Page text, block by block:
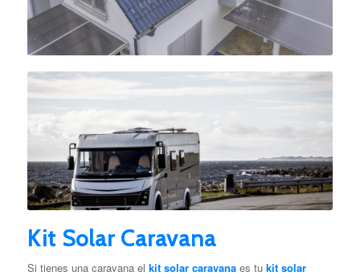
Kit Solar Caravana
Si tienes una caravana el kit solar caravanaes tu kit solar